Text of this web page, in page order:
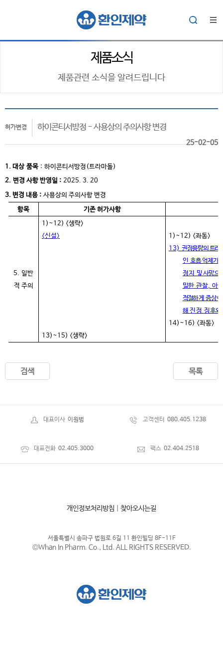
제품소식
제품관련 소식을 알려드립니다
허가변경 하이콘티서방정 - 사용상의 주의사항 변경
25-02-05
1. 대상 품목 : 하이콘티서방정(트라마돌)
2. 변경 사항 반영일 : 2025. 3. 20
3. 변경 내용 : 사용상의 주의사항 변경
항목
기존 허가사항
5. 일반
적 주의
1)~12) <생략>
<신설>
13)~15) <생략>
1)~12) <좌동>
13) 권장용량의 트라
인 호흡 억제가
정지 및 사망으
밀한 관찰, 아
적절하게 증상
해 진정 징후와
14)~16) <좌동>
검색 목록
대표이사 이원범 고객센터 080.405.1238
대표전화 02.405.3000 팩스 02.404.2518
개인정보처리방침 찾아오시는길
서울특별시 송파구 법원로 6길 11 환인빌딩 8F-11F
©Whan In Pharm. Co., Ltd. ALL RIGHTS RESERVED.